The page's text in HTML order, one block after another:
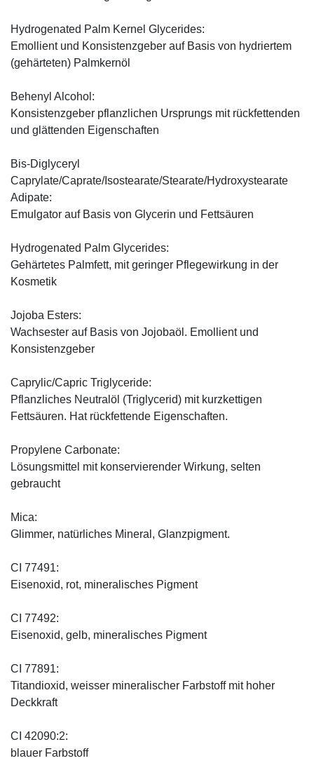
Hydrogenated Palm Kernel Glycerides:
Emollient und Konsistenzgeber auf Basis von hydriertem
(gehärteten) Palmkernöl
Behenyl Alcohol:
Konsistenzgeber pflanzlichen Ursprungs mit rückfettenden
und glättenden Eigenschaften
Bis-Diglyceryl
Caprylate/Caprate/Isostearate/Stearate/Hydroxystearate
Adipate:
Emulgator auf Basis von Glycerin und Fettsäuren
Hydrogenated Palm Glycerides:
Gehärtetes Palmfett, mit geringer Pflegewirkung in der
Kosmetik
Jojoba Esters:
Wachsester auf Basis von Jojobaöl. Emollient und
Konsistenzgeber
Caprylic/Capric Triglyceride:
Pflanzliches Neutralöl (Triglycerid) mit kurzkettigen
Fettsäuren. Hat rückfettende Eigenschaften.
Propylene Carbonate:
Lösungsmittel mit konservierender Wirkung, selten
gebraucht
Mica:
Glimmer, natürliches Mineral, Glanzpigment.
CI 77491:
Eisenoxid, rot, mineralisches Pigment
CI 77492:
Eisenoxid, gelb, mineralisches Pigment
CI 77891:
Titandioxid, weisser mineralischer Farbstoff mit hoher
Deckkraft
CI 42090:2:
blauer Farbstoff